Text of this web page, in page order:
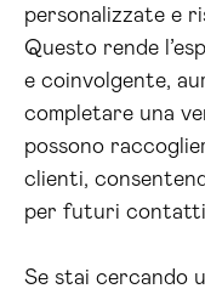
personalizzate e
Questo rende
e coinvolgente,
completare una
possono
clienti,
per futuri contatti
Se stai cercando